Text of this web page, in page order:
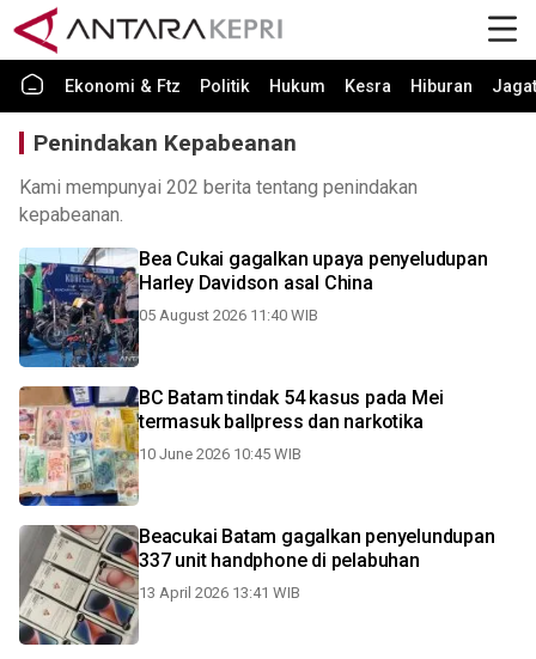
Ekonomi & Ftz Politik Hukum Kesra Hiburan Jagat
Penindakan Kepabeanan
Kami mempunyai 202 berita tentang penindakan
kepabeanan.
Bea Cukai gagalkan upaya penyeludupan
Harley Davidson asal China
05 August 2026 11:40 WIB
BC Batam tindak 54 kasus pada Mei
termasuk ballpress dan narkotika
10 June 2026 10:45 WIB
Beacukai Batam gagalkan penyelundupan
337 unit handphone di pelabuhan
13 April 2026 13:41 WIB